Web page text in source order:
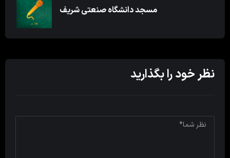
مسجد دانشگاه صنعتی شریف
نظر خود را بگذارید